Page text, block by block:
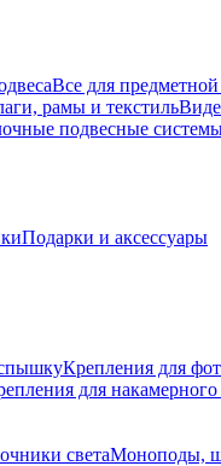
Все для
рамы и текстиль
подвесные
Подарки и аксессуары
Крепления для
для накамерного
светаМоноподы,